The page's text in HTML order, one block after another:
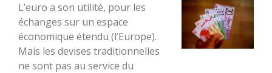
L’euro a son utilité, pour les
échanges sur un espace
économique étendu (l’Europe).
Mais les devises traditionnelles
ne sont pas au service du